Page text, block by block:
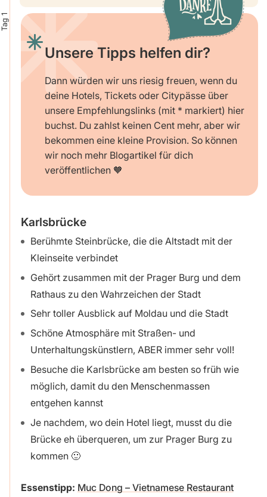
Tag 1
Unsere Tipps helfen dir?
Dann würden wir uns riesig freuen, wenn du
deine Hotels, Tickets oder Citypässe über
unsere Empfehlungslinks (mit * markiert) hier
buchst. Du zahlst keinen Cent mehr, aber wir
bekommen eine kleine Provision. So können
wir noch mehr Blogartikel für dich
veröffentlichen 🧡
Karlsbrücke
Berühmte Steinbrücke, die die Altstadt mit der
Kleinseite verbindet
Gehört zusammen mit der Prager Burg und dem
Rathaus zu den Wahrzeichen der Stadt
Sehr toller Ausblick auf Moldau und die Stadt
Schöne Atmosphäre mit Straßen- und
Unterhaltungskünstlern, ABER immer sehr voll!
Besuche die Karlsbrücke am besten so früh wie
möglich, damit du den Menschenmassen
entgehen kannst
Je nachdem, wo dein Hotel liegt, musst du die
Brücke eh überqueren, um zur Prager Burg zu
kommen 🙂
Essenstipp: Muc Dong – Vietnamese Restaurant